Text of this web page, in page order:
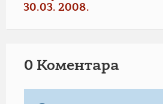
30.03. 2008.
0 Коментарa